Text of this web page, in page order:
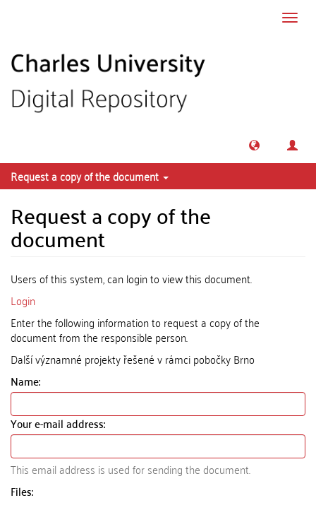
Request a copy of the document
Request a copy of the
document
Users of this system, can login to view this document.
Login
Enter the following information to request a copy of the
document from the responsible person.
Další významné projekty řešené v rámci pobočky Brno
Name:
Your e-mail address:
This email address is used for sending the document.
Files: